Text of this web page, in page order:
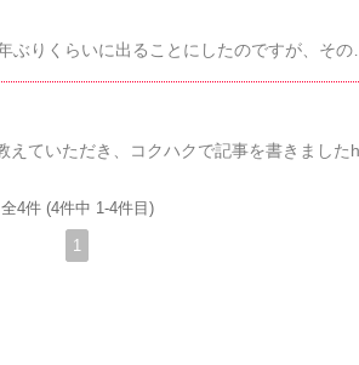
なんだか忙しいです・・・来月文学フリマに13年ぶりくらいに出ることにしたのですが、そのおかげで裏で大忙ししてます。文学フリマにしろKindle本にしろ、私は原稿書いていればいいだけじゃなく、一人であれこれやらなくちゃならない。表紙を誰に依頼するかとか・・印刷する場合の紙質や判型はどうするのかとか・・・そういうことには素人なの右往左往ですよ。いやー、編集者さんって大変ですよね💦でも出来上がった表紙は自分の考えとピッタリ一致していて、このうえない気持ちよさです。これからしばらく普段のお仕事にプラスして準備で忙しくなりそうです。さて100円馬券の予想です・・・美大生だった娘は、その才能を活かすお仕事について忙しそうで、今週も予想できず。私ひとりで予想です。皐月賞ミスタージーティーの複勝ミスタージーティーとレガレイラとシンエンペラーの3連複買いました！内藤みか著作一覧（Kindle) https://amzn.to/3vqnX9v内藤みかtwitter (26K)http://twitter.com/micanaitoh内藤みかnote(6k)http://instagram.com/micanaitoh内藤みかinstagram(12K)http://instagram.com/micanaitoh_tokyo_writer/内藤みかThreads(2K)https://www.threads.net/micanaitoh_tokyo_writer※このブログは個人の考えを書いたものです。＜今週の仕事＞コラムとか色々なプロットとかあとKindle本と文学フリマの準備​＜食べたもの＞ブルーベリー紅茶が気に入ってしまってよく飲んでます。＜読んだ本＞「二十市保養所」。自分でもなぜなのかわからないのですが満州からの引き揚げのことをすごく知りたくて、本が多分10冊以上はあります。こちらは新たに購入した本。​哀しい運命の人々二日市保養所 [ 大津誠一郎 ]​＜デジタル連載＞・コクハク（日刊ゲンダイ）にて「内藤みかのあたらしいのがお好き」連載中（週１木曜くらい）https://kokuhaku.love/articles/columns/42・「comicタント」（ぶんか社）にて私原作のコミック「あなたに抱かれたいだけなのに」分冊版も配信中内藤みか原作コミック・あなたに抱かれたいだけなのに【第1話】・noteで「スマートスピーカー」や「電子書籍」についてなどの経験談書いてますhttps://note.com/micanaitoh＜紙媒体＞不定期掲載・新潮社「週刊新潮」の「黒い報告書」という実際にあった事件を基にした小説を書いています＜Kindleで作品配信中！＞​「社会人しながら、大学の通信制を卒業した私の中に起きたいろいろな良い変化たち。」​​無料も読み放題も！使いこなせる電子書籍生活​好評配信中♪原作＆脚本舞台「男おいらん」https://twitter.com/otoko_oiran/ライティングお手伝いしたDさんのインスタ本、好評発売中です！amazonのモバイル部門で１位​僕のインスタが200万フォロワーになった理由 〜Instagramで人生が変わる〜 [ D ]​内藤みかtwitter http://twitter.com/micanaitoh内藤みかfacebook（個人ページ） https://www.facebook.com/micanaitoh内藤みかfacebook（お仕事近況ページ） https://www.facebook.com/micanaitohfan内藤みかinstagramhttp://instagram.com/micanaitoh_tokyo_writer/内藤みかnotehttp://instagram.com/micanaitoh※取材等のお問い合わせフォームはこちらです。
全4件 (4件中 1-4件目)
1